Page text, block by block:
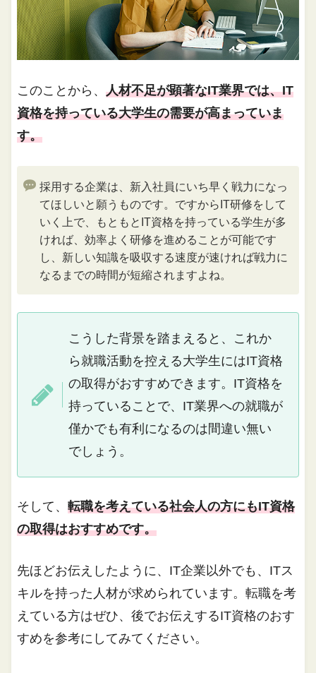
このことから、人材不足が顕著なIT業界では、IT
資格を持っている大学生の需要が高まっていま
す。
採用する企業は、新入社員にいち早く戦力になっ
てほしいと願うものです。ですからIT研修をして
いく上で、もともとIT資格を持っている学生が多
ければ、効率よく研修を進めることが可能です
し、新しい知識を吸収する速度が速ければ戦力に
なるまでの時間が短縮されますよね。
こうした背景を踏まえると、これか
ら就職活動を控える大学生にはIT資格
の取得がおすすめできます。IT資格を
持っていることで、IT業界への就職が
僅かでも有利になるのは間違い無い
でしょう。
そして、転職を考えている社会人の方にもIT資格
の取得はおすすめです。
先ほどお伝えしたように、IT企業以外でも、ITス
キルを持った人材が求められています。転職を考
えている方はぜひ、後でお伝えするIT資格のおす
すめを参考にしてみてください。